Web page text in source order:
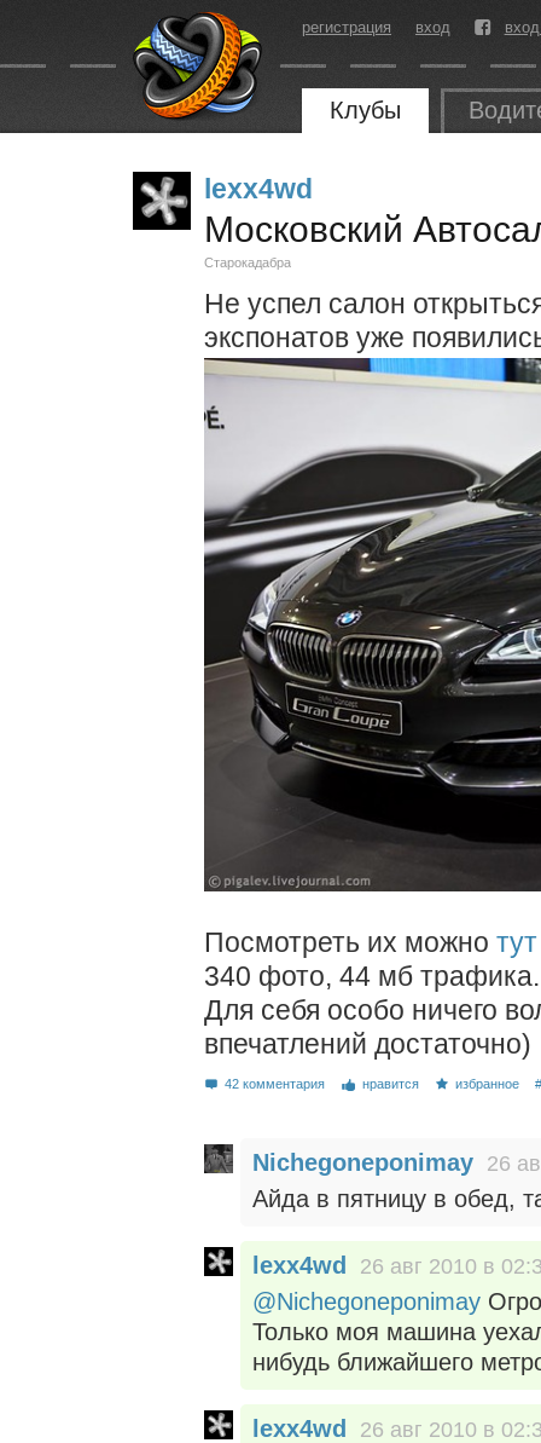
регистрация вход
Клубы
lexx4wd
Московский
Старокадабра
Не успел салон
экспонатов уже
Посмотреть их можно тут
340 фото, 44 мб трафика.
Для себя особо ничего
впечатлений достаточно)
42 комментария нравится избранное
Nichegoneponimay 26
Айда в пятницу в обед,
lexx4wd 26 авг 2010 в
@Nichegoneponimay
Только моя машина
нибудь ближайшего
lexx4wd 26 авг 2010 в